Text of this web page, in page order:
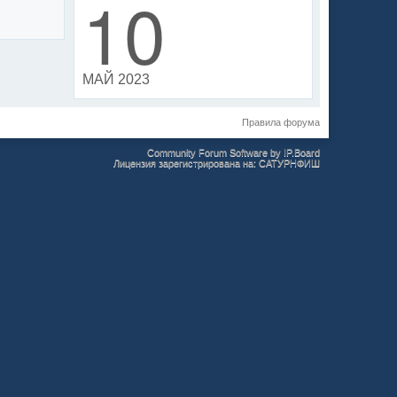
10
МАЙ 2023
Правила форума
Community Forum Software by IP.Board
Лицензия зарегистрирована на: САТУРНФИШ